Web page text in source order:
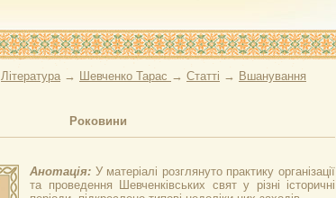
Література → Шевченко Тарас → Статті → Вшанування
Роковини
Анотація: У матеріалі розглянуто практику організації
та проведення Шевченківських свят у різні історичні